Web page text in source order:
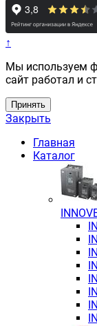
↑
Мы используем
сайт работал и
Принять
Закрыть
Главная
Каталог